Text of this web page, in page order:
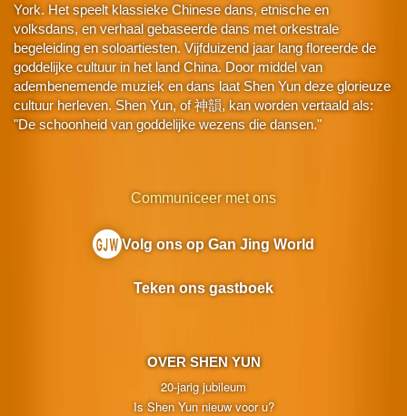
York. Het speelt klassieke Chinese dans, etnische en
volksdans, en verhaal gebaseerde dans met orkestrale
begeleiding en soloartiesten. Vijfduizend jaar lang floreerde de
goddelijke cultuur in het land China. Door middel van
adembenemende muziek en dans laat Shen Yun deze glorieuze
cultuur herleven. Shen Yun, of 神韻, kan worden vertaald als:
"De schoonheid van goddelijke wezens die dansen."
OVER SHEN YUN
20-jarig jubileum
Is Shen Yun nieuw voor u?
Communiceer met ons
Volg ons op Gan Jing World
Teken ons gastboek